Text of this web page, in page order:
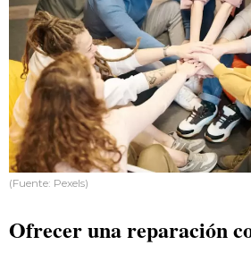
(Fuente: Pexels)
Ofrecer una reparación